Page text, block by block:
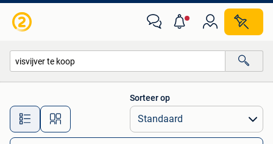
Alle afstanden…
Sorteer op